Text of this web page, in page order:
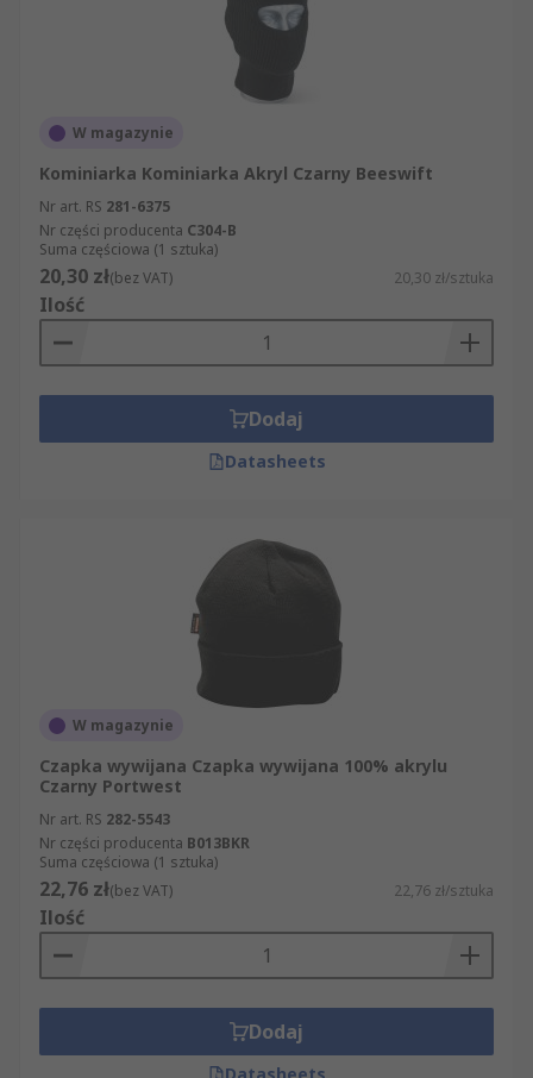
W magazynie
Kominiarka Kominiarka Akryl Czarny Beeswift
Nr art. RS 281-6375
Nr części producenta C304-B
Suma częściowa (1 sztuka)
20,30 zł(bez VAT) 20,30 zł/sztuka
Ilość
Dodaj
Datasheets
W magazynie
Czapka wywijana Czapka wywijana 100% akrylu
Czarny Portwest
Nr art. RS 282-5543
Nr części producenta B013BKR
Suma częściowa (1 sztuka)
22,76 zł(bez VAT) 22,76 zł/sztuka
Ilość
Dodaj